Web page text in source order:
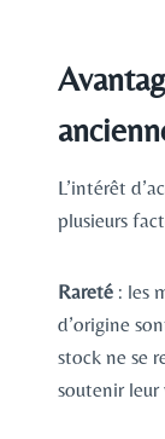
L’intérêt
plusieurs
Rareté : les
d’origine
stock ne se
soutenir leur